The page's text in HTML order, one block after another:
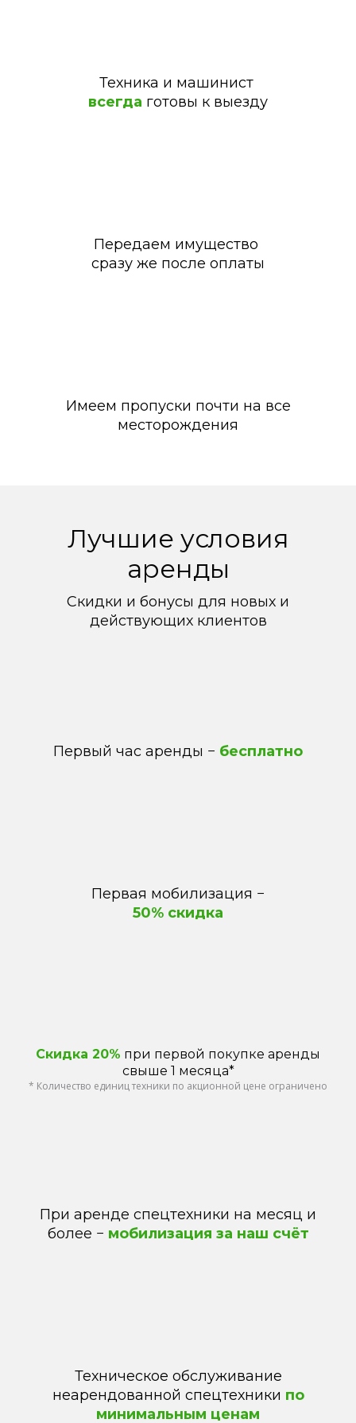
Техника и машинист
всегда готовы к выезду
Передаем имущество
сразу же после оплаты
Имеем пропуски почти на все
месторождения
Лучшие условия
аренды
Скидки и бонусы для новых и
действующих клиентов
Первый час аренды − бесплатно
Первая мобилизация −
50% скидка
Скидка 20% при первой покупке аренды
свыше 1 месяца*
* Количество единиц техники по акционной цене ограничено
При аренде спецтехники на месяц и
более − мобилизация за наш счёт
Техническое обслуживание
неарендованной спецтехники по
минимальным ценам